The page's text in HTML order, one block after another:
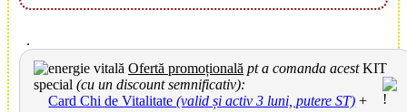
.
Ofertă promoțională pt a comanda acestKIT
special (cu un discount semnificativ):
Card Chi de Vitalitate(valid și activ 3 luni, putere ST) +